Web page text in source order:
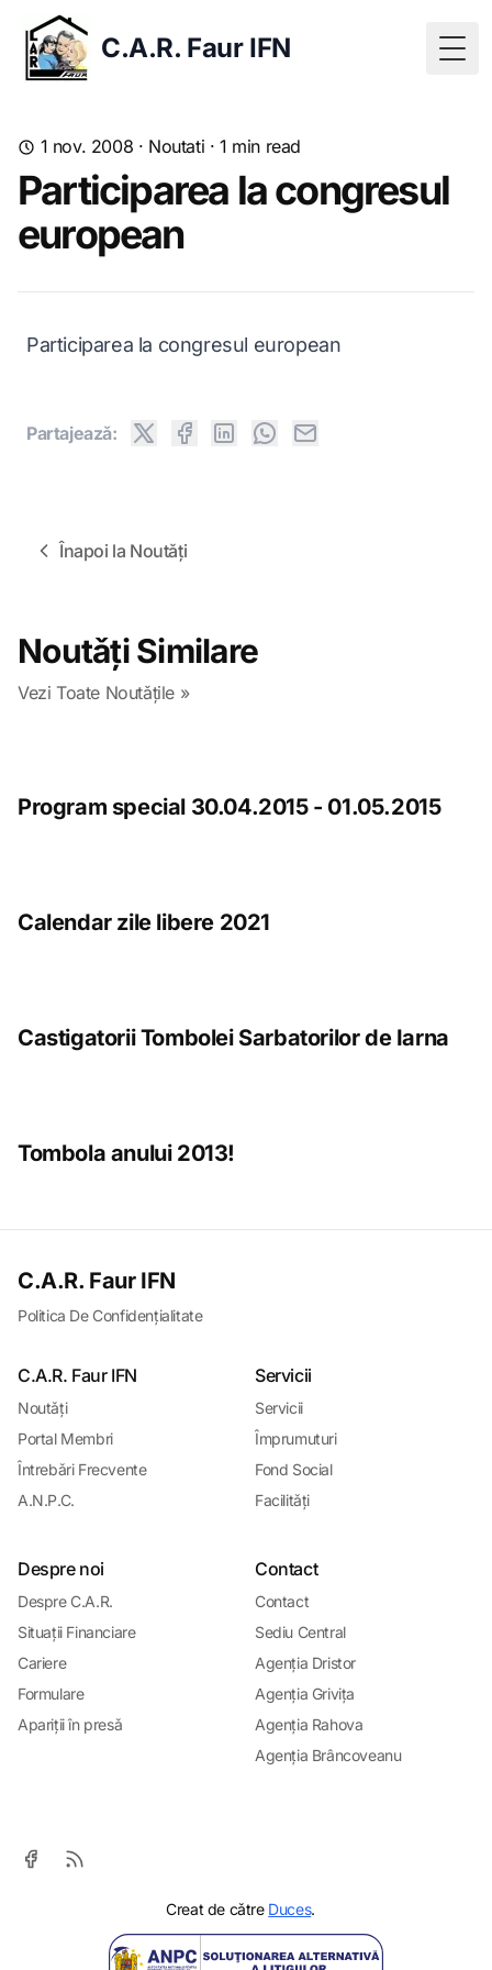
C.A.R. Faur IFN
1 nov. 2008 · Noutati ·1 min read
Participarea la congresul
european
Participarea la congresul european
Partajeazǎ:
Înapoi la Noutǎți
Noutǎți Similare
Vezi Toate Noutǎțile »
Program special 30.04.2015 - 01.05.2015
Calendar zile libere 2021
Castigatorii Tombolei Sarbatorilor de Iarna
Tombola anului 2013!
C.A.R. Faur IFN
Politica De Confidențialitate
C.A.R. Faur IFN
Noutǎți
Portal Membri
Întrebǎri Frecvente
A.N.P.C.
Servicii
Servicii
Împrumuturi
Fond Social
Facilitǎți
Despre noi
Despre C.A.R.
Situații Financiare
Cariere
Formulare
Apariții în presǎ
Contact
Contact
Sediu Central
Agenția Dristor
Agenția Grivița
Agenția Rahova
Agenția Brâncoveanu
Creat de cǎtre Duces.